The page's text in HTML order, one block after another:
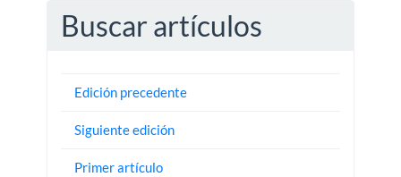
Buscar artículos
Edición precedente
Siguiente edición
Primer artículo